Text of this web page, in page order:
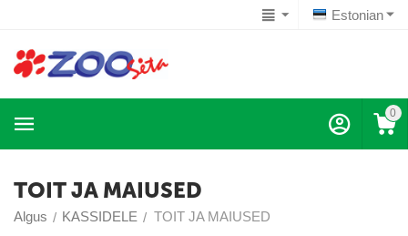
Estonian
0
TOIT JA MAIUSED
Algus / KASSIDELE / TOIT JA MAIUSED